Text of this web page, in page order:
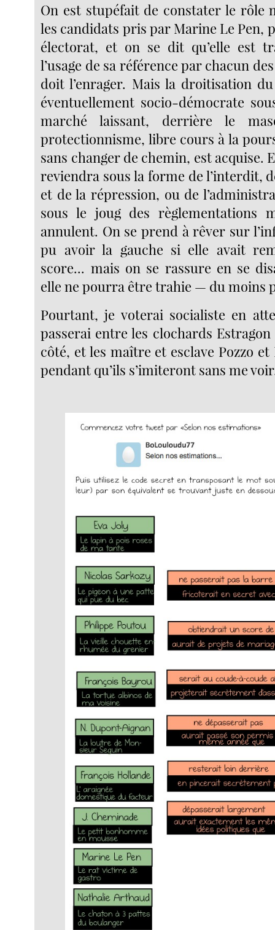
On est stupéfait de constater le rôle
les candidats pris par Marine Le Pen,
électorat, et on se dit qu’elle est
l’usage de sa référence par chacun
doit l’enrager. Mais la droitisation
éventuellement socio-démocrate
marché laissant, derrière le
protectionnisme, libre cours à la
sans changer de chemin, est acquise.
reviendra sous la forme de l’interdit,
et de la répression, ou de
sous le joug des règlementations
annulent. On se prend à rêver sur
pu avoir la gauche si elle avait
score... mais on se rassure en se
elle ne pourra être trahie — du moins
Pourtant, je voterai socialiste en
passerai entre les clochards
côté, et les maître et esclave Pozzo et
pendant qu’ils s’imiteront sans me